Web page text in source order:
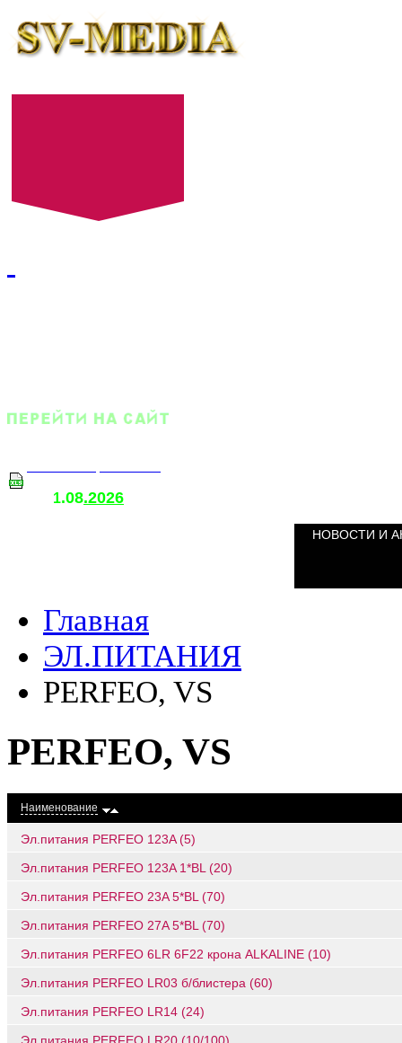
1.08.2026
НОВОСТИ И
Главная
ЭЛ.ПИТАНИЯ
PERFEO, VS
PERFEO, VS
Наименование
Эл.питания PERFEO 123A (5)
Эл.питания PERFEO 123A 1*BL (20)
Эл.питания PERFEO 23A 5*BL (70)
Эл.питания PERFEO 27A 5*BL (70)
Эл.питания PERFEO 6LR 6F22 крона ALKALINE (10)
Эл.питания PERFEO LR03 б/блистера (60)
Эл.питания PERFEO LR14 (24)